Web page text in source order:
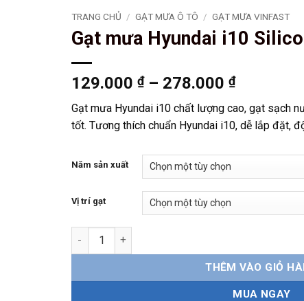
TRANG CHỦ / GẠT MƯA Ô TÔ / GẠT MƯA VINFAST
Gạt mưa Hyundai i10
129.000 ₫ – 278.000 ₫Khoảng
từ
129.000
Gạt mưa Hyundai i10 chất lượng cao, gạt sạch
tốt. Tương thích chuẩn Hyundai i10, dễ lắp đặt,
Năm sản xuất
Vị trí gạt
Gạt mưa Hyundai i10 Silicone thân mềm số lượng
THÊM VÀO GIỎ
MUA NGAY